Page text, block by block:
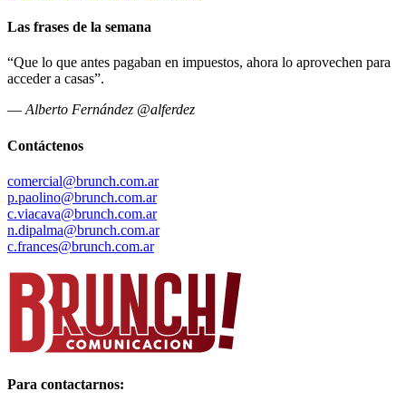
Las frases de la semana
“Que lo que antes pagaban en impuestos, ahora lo aprovechen para
acceder a casas”.
— Alberto Fernández @alferdez
Contáctenos
comercial@brunch.com.ar
p.paolino@brunch.com.ar
c.viacava@brunch.com.ar
n.dipalma@brunch.com.ar
c.frances@brunch.com.ar
Para contactarnos: